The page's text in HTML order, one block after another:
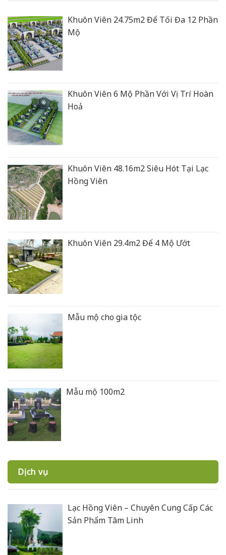
Khuôn Viên 24.75m2 Để Tối Đa 12 Phần
Mộ
Khuôn Viên 6 Mộ Phần Với Vị Trí Hoàn
Hoả
Khuôn Viên 48.16m2 Siêu Hót Tại Lạc
Hồng Viên
Khuôn Viên 29.4m2 Để 4 Mộ Ướt
Mẫu mộ cho gia tộc
Mẫu mộ 100m2
Dịch vụ
Lạc Hồng Viên – Chuyên Cung Cấp Các
Sản Phẩm Tâm Linh